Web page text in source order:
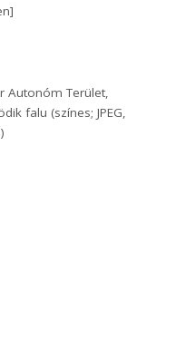
Autonóm Terület,
falu (színes; JPEG,